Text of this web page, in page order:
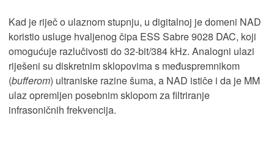
Kad je riječ o ulaznom stupnju, u digitalnoj je domeni NAD
koristio usluge hvaljenog čipa ESS Sabre 9028 DAC, koji
omogućuje razlučivosti do 32-bit/384 kHz. Analogni ulazi
riješeni su diskretnim sklopovima s međuspremnikom
(bufferom) ultraniske razine šuma, a NAD ističe i da je MM
ulaz opremljen posebnim sklopom za filtriranje
infrasoničnih frekvencija.